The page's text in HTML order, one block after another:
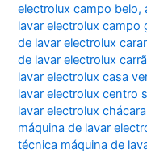
electrolux campo belo,
lavar electrolux campo
de lavar electrolux
de lavar electrolux
lavar electrolux casa
lavar electrolux centro
lavar electrolux
máquina de lavar
técnica máquina de